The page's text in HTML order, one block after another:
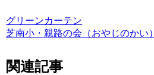
グリーンカーテン
芝南小・親路の会（おやじのかい）
関連記事